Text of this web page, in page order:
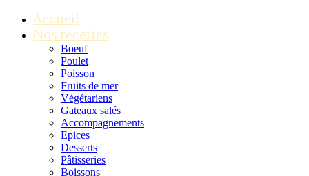
Accueil
Nos recettes
Boeuf
Poulet
Poisson
Fruits de mer
Végétariens
Gateaux salés
Accompagnements
Epices
Desserts
Pâtisseries
Boissons